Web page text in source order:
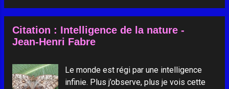
Citation : Intelligence de la nature -
Jean-Henri Fabre
Le monde est régi par une intelligence
infinie. Plus j’observe, plus je vois cette